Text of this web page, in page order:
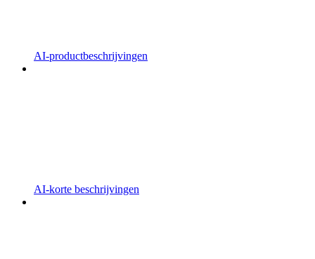
AI-productbeschrijvingen
AI-korte beschrijvingen